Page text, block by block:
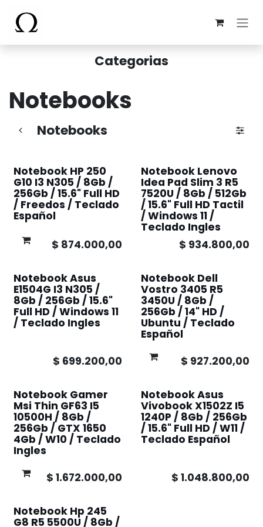
Categorias
Notebooks
Notebooks
Notebook HP 250
G10 I3 N305 / 8Gb /
256Gb / 15.6" Full HD
/ Freedos / Teclado
Español
$ 874.000,00
Notebook Lenovo
Idea Pad Slim 3 R5
7520U / 8Gb / 512Gb
/ 15.6" Full HD Tactil
/ Windows 11 /
Teclado Ingles
$ 934.800,00
Notebook Asus
E1504G I3 N305 /
8Gb / 256Gb / 15.6"
Full HD / Windows 11
/ Teclado Ingles
$ 699.200,00
Notebook Dell
Vostro 3405 R5
3450U / 8Gb /
256Gb / 14" HD /
Ubuntu / Teclado
Español
$ 927.200,00
Notebook Gamer
Msi Thin GF63 I5
10500H / 8Gb /
256Gb / GTX 1650
4Gb / W10 / Teclado
Ingles
$ 1.672.000,00
Notebook Asus
Vivobook X1502Z I5
1240P / 8Gb / 256Gb
/ 15.6" Full HD / W11 /
Teclado Español
$ 1.048.800,00
Notebook Hp 245
G8 R5 5500U / 8Gb /